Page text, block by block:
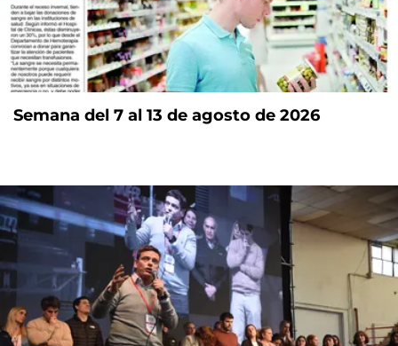
Semana del 7 al 13 de agosto de 2026